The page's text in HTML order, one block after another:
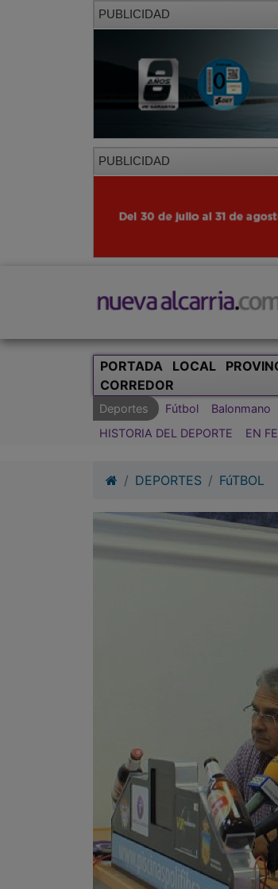
PUBLICIDAD
PUBLICIDAD
PORTADA LOCAL
CORREDOR
Deportes Fútbol Balonmano
HISTORIA DEL DEPORTE
EN
DEPORTES FúTBOL